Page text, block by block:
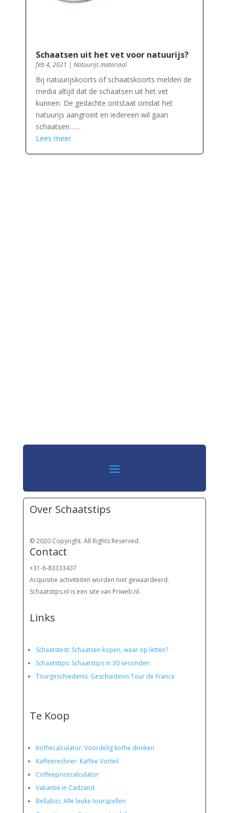
Schaatsen uit het vet voor natuurijs?
feb 4, 2021 | Natuurijs materiaal
Bij natuurijskoorts of schaatskoorts melden de
media altijd dat de schaatsen uit het vet
kunnen. De gedachte ontstaat omdat het
natuurijs aangroeit en iedereen wil gaan
schaatsen……
Lees meer
Over Schaatstips
© 2020 Copyright. All Rights Reserved.
Contact
+31-6-83333437
Acquisitie activiteiten worden niet gewaardeerd.
Schaatstips.nl is een site van Priweb.nl.
Links
Schaatstest: Schaatsen kopen, waar op letten?
Schaatstips: Schaatstips in 30 seconden
Tourgeschiedenis: Geschiedenis Tour de France
Te Koop
Koffiecalculator: Voordelig koffie drinken
Kaffeerechner: Kaffee Vorteil
Coffeepricecalculator
Vakantie in Cadzand
Bellabici: Alle leuke tourspellen